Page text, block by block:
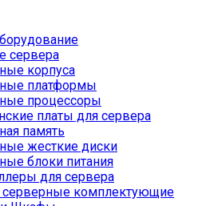
сервера
корпуса
платформы
процессоры
платы для сервера
память
жесткие диски
блоки питания
для сервера
серверные комплектующие